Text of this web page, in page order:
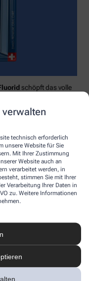
technisch erforderlich
unsere Website für Sie
Mit Ihrer Zustimmung
Website auch an
verarbeitet werden, in
stimmen Sie mit Ihrer
Verarbeitung Ihrer Daten in
zu. Weitere Informationen
schöpft das volle
gesamten kritischen
vom
bis direkt unter die
werden ohne
®, dem hauchdünnen
eine einzige
und raus. Fertig.
– und macht